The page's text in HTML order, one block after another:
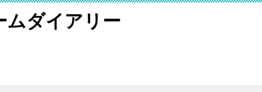
ムダイアリー